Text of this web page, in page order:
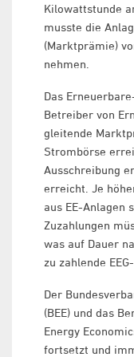
Kilowattstunde
musste die
(Marktprämie)
nehmen.
Das
Betreiber von
gleitende
Strombörse
Ausschreibung
erreicht. Je
aus EE-Anlagen
Zuzahlungen
was auf Dauer
zu zahlende
Der
(BEE) und das
Energy
fortsetzt und